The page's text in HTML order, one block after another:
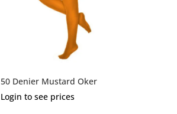
50 Denier Mustard Oker
Login to see prices